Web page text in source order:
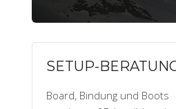
SETUP-
Board, Bindung und Boots